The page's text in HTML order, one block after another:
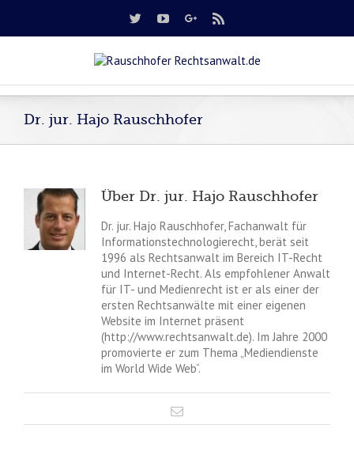
Dr. jur. Hajo Rauschhofer
Über Dr. jur. Hajo Rauschhofer
Dr. jur. Hajo Rauschhofer, Fachanwalt für
Informationstechnologierecht, berät seit
1996 als Rechtsanwalt im Bereich IT-Recht
und Internet-Recht. Als empfohlener Anwalt
für IT- und Medienrecht ist er als einer der
ersten Rechtsanwälte mit einer eigenen
Website im Internet präsent
(http://www.rechtsanwalt.de). Im Jahre 2000
promovierte er zum Thema „Mediendienste
im World Wide Web“.